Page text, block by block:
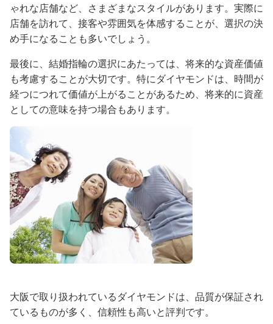
ゃれな店舗など、さまざまなスタイルがあります。実際に
店舗を訪れて、接客や雰囲気を体感することが、選択の決
め手になることも多いでしょう。
最後に、結婚指輪の選択にあたっては、将来的な資産価値
も考慮することが大切です。特にダイヤモンドは、時間が
経つにつれて価値が上がることがあるため、将来的に資産
としての意味を持つ場合もあります。
大阪で取り扱われているダイヤモンドは、品質が保証され
ているものが多く、信頼性も高いと評判です。